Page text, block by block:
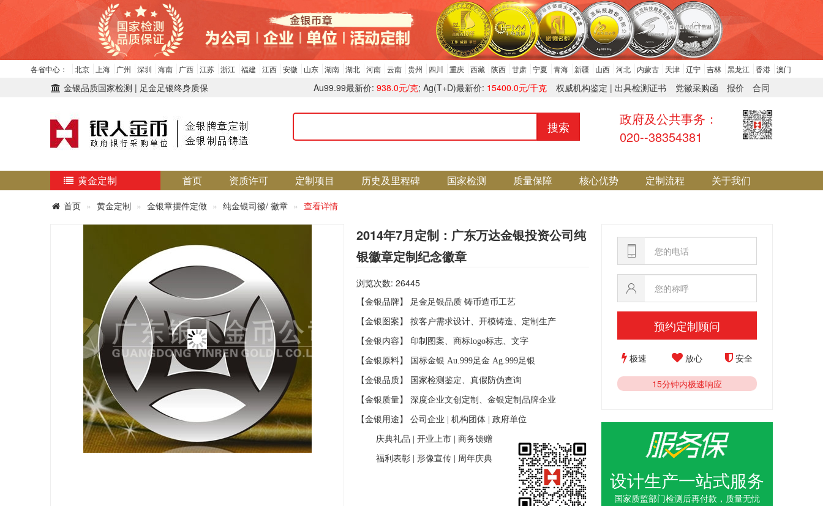
各省中心： 北京 上海 广州 深圳 海南 广西 江苏 浙江 福建 江西 安徽 山东 湖南 湖北 河南 云南 贵州 四川 重庆 西藏 陕西 甘肃 宁夏 青海 新疆 山西 河北 内蒙古 天津 辽宁 吉林 黑龙江 香港 澳门
金银品质国家检测 | 足金足银终身质保 党徽采购函 报价 合同
权威机构鉴定 | 出具检测证书
Au99.99最新价: 938.0元/克; Ag(T+D)最新价: 15400.0元/千克
搜索
政府及公共事务：
020--38354381
黄金定制 首页 资质许可 定制项目 历史及里程碑 国家检测 质量保障 核心优势 定制流程 关于我们
首页 黄金定制 金银章摆件定做 纯金银司徽/ 徽章 查看详情
2014年7月定制：广东万达金银投资公司纯
银徽章定制纪念徽章
浏览次数: 26445
【金银品牌】 足金足银品质 铸币造币工艺
【金银图案】 按客户需求设计、开模铸造、定制生产
【金银内容】 印制图案、商标logo标志、文字
【金银原料】 国标金银 Au.999足金 Ag.999足银
【金银品质】 国家检测鉴定、真假防伪查询
【金银质量】 深度企业文创定制、金银定制品牌企业
【金银用途】 公司企业 机构团体 政府单位
庆典礼品 开业上市 商务馈赠
福利表彰 形像宣传 周年庆典
预约定制顾问
极速 放心 安全
15分钟内极速响应
设计生产一站式服务
国家质监部门检测后再付款，质量无忧